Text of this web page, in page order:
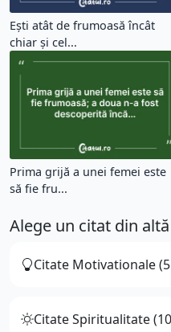
Eşti atât de frumoasă încât
chiar şi cel...
Prima grijă a unei femei este
să fie fru...
Alege un citat din
Citate Motivationale
Citate Spiritualitate